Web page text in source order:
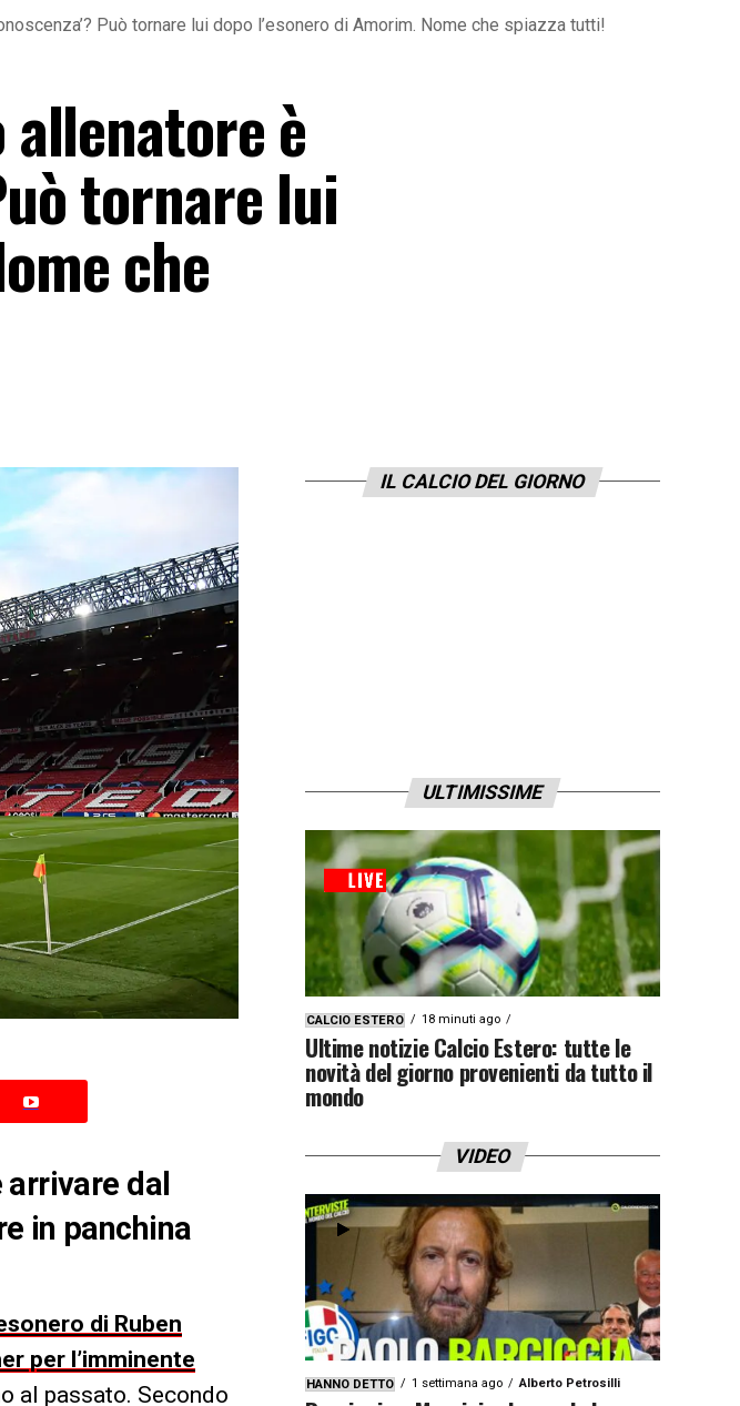
Può tornare lui dopo l’esonero di Amorim. Nome che spiazza tutti!
è
tornare lui
che
dal
in panchina
di Ruben
per l’imminente
al passato. Secondo
IL CALCIO DEL GIORNO
ULTIMISSIME
CALCIO ESTERO 18 minuti ago
Ultime notizie Calcio Estero: tutte le
novità del giorno provenienti da tutto il
mondo
VIDEO
HANNO DETTO 1 settimana ago Alberto Petrosilli